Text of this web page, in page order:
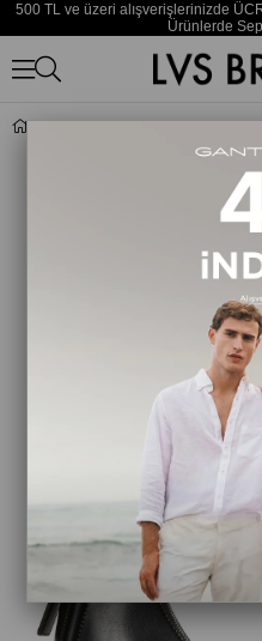
500 TL ve üzeri alışverişlerinizde
Ürünlerde